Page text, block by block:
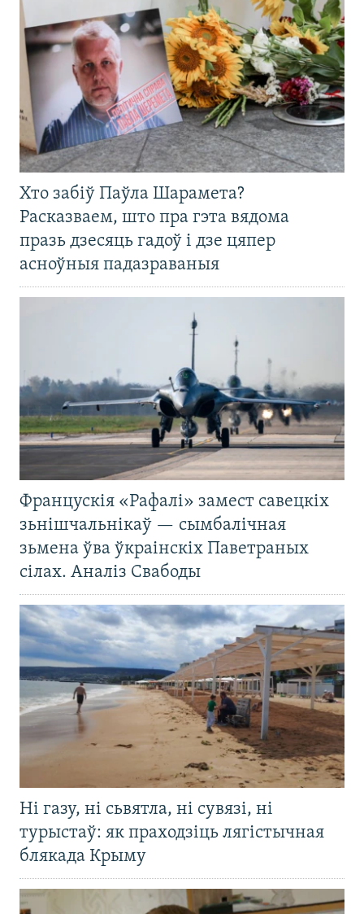
Хто забіў Паўла Шарамета?
Расказваем, што пра гэта вядома
празь дзесяць гадоў і дзе цяпер
асноўныя падазраваныя
Францускія «Рафалі» замест савецкіх
зьнішчальнікаў — сымбалічная
зьмена ўва ўкраінскіх Паветраных
сілах. Аналіз Свабоды
Ні газу, ні сьвятла, ні сувязі, ні
турыстаў: як праходзіць лягістычная
блякада Крыму